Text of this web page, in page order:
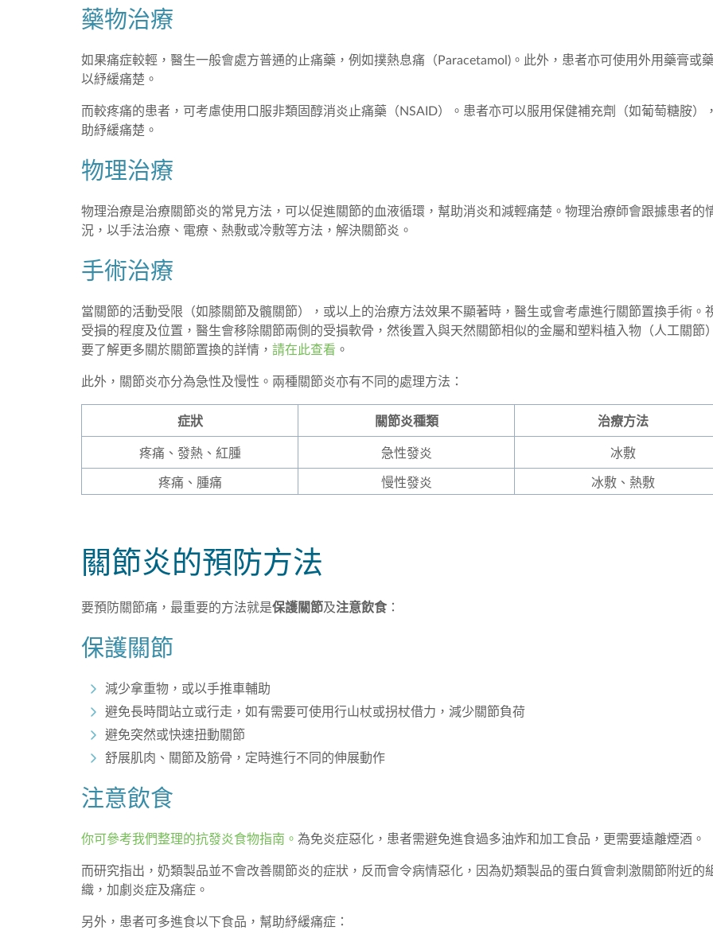
藥物治療
如果痛症較輕，醫生一般會處方普通的止痛藥，例如撲熱息痛（Paracetamol)。此外，患者亦可使用外用藥膏或
以紓緩痛楚。
而較疼痛的患者，可考慮使用口服非類固醇消炎止痛藥（NSAID）。患者亦可以服用保健補充劑（如葡萄糖胺）
助紓緩痛楚。
物理治療
物理治療是治療關節炎的常見方法，可以促進關節的血液循環，幫助消炎和減輕痛楚。物理治療師會跟據患者的
況，以手法治療、電療、熱敷或冷敷等方法，解決關節炎。
手術治療
當關節的活動受限（如膝關節及髖關節），或以上的治療方法效果不顯著時，醫生或會考慮進行關節置換手術。
受損的程度及位置，醫生會移除關節兩側的受損軟骨，然後置入與天然關節相似的金屬和塑料植入物（人工關節
要了解更多關於關節置換的詳情， 請在此查看 。
此外，關節炎亦分為急性及慢性。兩種關節炎亦有不同的處理方法：
症狀 關節炎種類 治療方法
疼痛、發熱、紅腫 急性發炎 冰敷
疼痛、腫痛 慢性發炎 冰敷、熱敷
關節炎的預防方法
要預防關節痛，最重要的方法就是保護關節及注意飲食 ：
保護關節
減少拿重物，或以手推車輔助
避免長時間站立或行走，如有需要可使用行山杖或拐杖借力，減少關節負荷
避免突然或快速扭動關節
舒展肌肉、關節及筋骨，定時進行不同的伸展動作
注意飲食
你可參考我們整理的抗發炎食物指南。 為免炎症惡化，患者需避免進食過多油炸和加工食品，更需要遠離煙酒。
而研究指出，奶類製品並不會改善關節炎的症狀，反而會令病情惡化，因為奶類製品的蛋白質會刺激關節附近的
織，加劇炎症及痛症。
另外，患者可多進食以下食品，幫助紓緩痛症：